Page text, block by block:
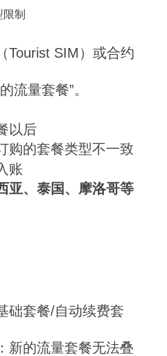
制
Tourist SIM）或合约
流量套餐”。
以后
购的套餐类型不一致
账
亚、泰国、摩洛哥等
础套餐/自动续费套
新的流量套餐无法叠